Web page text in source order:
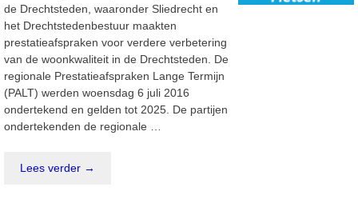
de Drechtsteden, waaronder Sliedrecht en
het Drechtstedenbestuur maakten
prestatieafspraken voor verdere verbetering
van de woonkwaliteit in de Drechtsteden. De
regionale Prestatieafspraken Lange Termijn
(PALT) werden woensdag 6 juli 2016
ondertekend en gelden tot 2025. De partijen
ondertekenden de regionale …
Lees verder →